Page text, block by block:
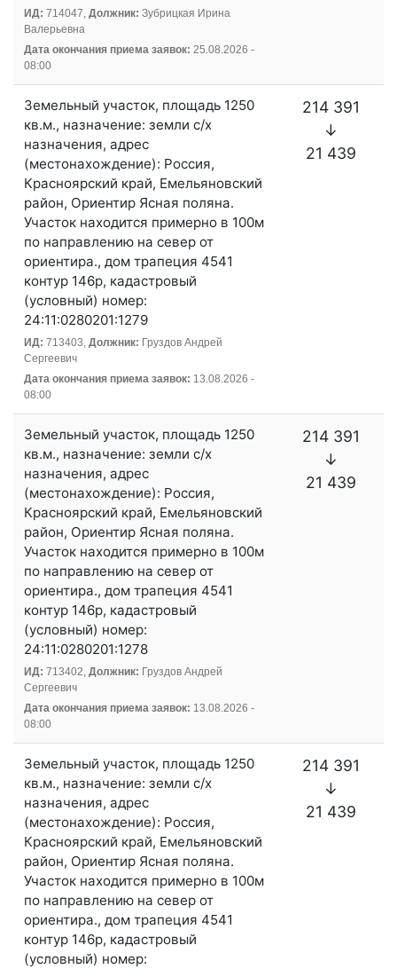
ИД: 714047, Должник: Зубрицкая Ирина
Валерьевна
Дата окончания приема заявок: 25.08.2026 -
08:00
Земельный участок, площадь 1250
кв.м., назначение: земли с/х
назначения, адрес
(местонахождение): Россия,
Красноярский край, Емельяновский
район, Ориентир Ясная поляна.
Участок находится примерно в 100м
по направлению на север от
ориентира., дом трапеция 4541
контур 146р, кадастровый
(условный) номер:
24:11:0280201:1279
ИД: 713403, Должник: Груздов Андрей
Сергеевич
Дата окончания приема заявок: 13.08.2026 -
08:00
214 391
↓
21 439
Земельный участок, площадь 1250
кв.м., назначение: земли с/х
назначения, адрес
(местонахождение): Россия,
Красноярский край, Емельяновский
район, Ориентир Ясная поляна.
Участок находится примерно в 100м
по направлению на север от
ориентира., дом трапеция 4541
контур 146р, кадастровый
(условный) номер:
24:11:0280201:1278
ИД: 713402, Должник: Груздов Андрей
Сергеевич
Дата окончания приема заявок: 13.08.2026 -
08:00
214 391
↓
21 439
Земельный участок, площадь 1250
кв.м., назначение: земли с/х
назначения, адрес
(местонахождение): Россия,
Красноярский край, Емельяновский
район, Ориентир Ясная поляна.
Участок находится примерно в 100м
по направлению на север от
ориентира., дом трапеция 4541
контур 146р, кадастровый
(условный) номер:
214 391
↓
21 439